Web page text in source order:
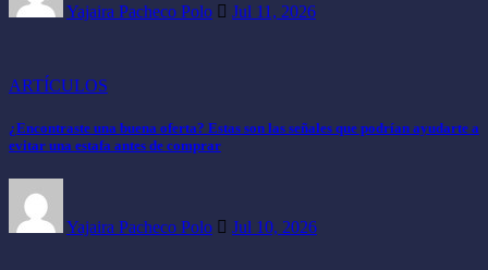
Yajaira Pacheco Polo Jul 11, 2026
ARTÍCULOS
¿Encontraste una buena oferta? Estas son las señales que podrían ayudarte a
evitar una estafa antes de comprar
Yajaira Pacheco Polo Jul 10, 2026